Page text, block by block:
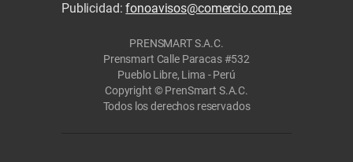
Publicidad:fonoavisos@comercio.com.pe
PRENSMART S.A.C.
Prensmart Calle Paracas #532
Pueblo Libre, Lima - Perú
Copyright © PrenSmart S.A.C.
Todos los derechos reservados